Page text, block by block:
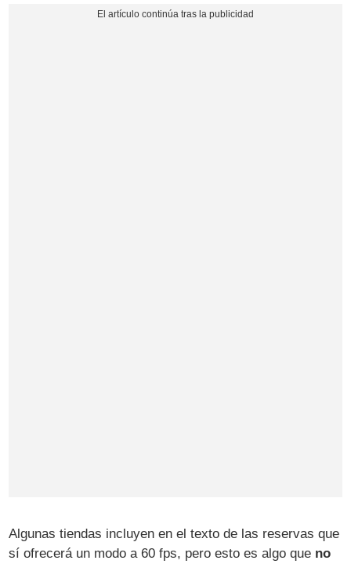
Algunas tiendas incluyen en el texto de las reservas que
sí ofrecerá un modo a 60 fps, pero esto es algo que no